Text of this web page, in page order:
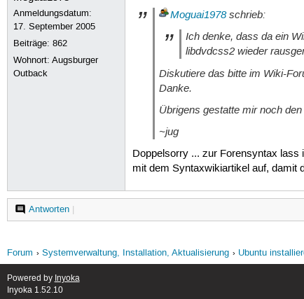
Anmeldungsdatum:
17. September 2005
Beiträge:862
Wohnort: Augsburger
Outback
Moguai1978schrieb:
Ich denke, dass da ein
libdvdcss2 wieder
Diskutiere das bitte im Wiki-
Danke.
Übrigens gestatte mir noch
~jug
Doppelsorry ... zur Forensyntax lass
mit dem Syntaxwikiartikel auf, damit
Antworten|
Forum Systemverwaltung, Installation, Aktualisierung Ubuntu
Powered by Inyoka
Inyoka 1.52.10